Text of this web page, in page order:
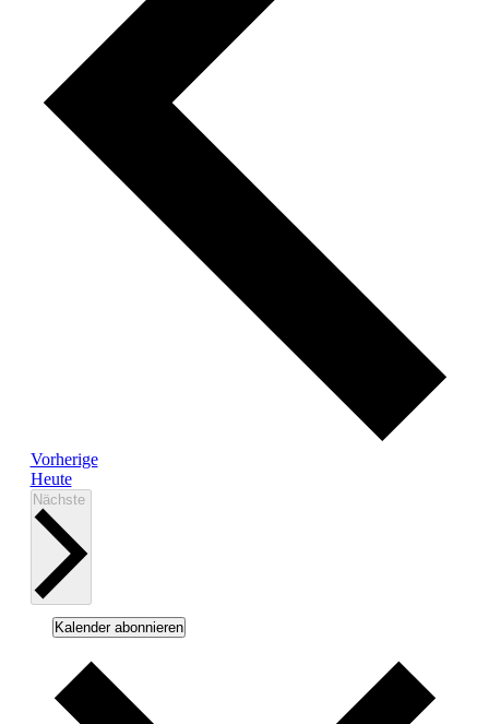
VorherigeSeminare
Heute
Nächste
Kalender abonnieren